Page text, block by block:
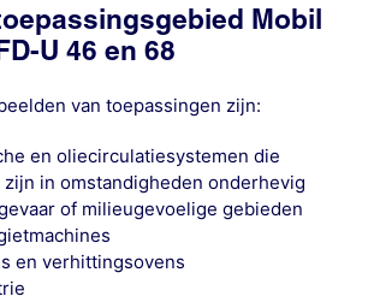
Mobil
U 46 en 68
van toepassingen zijn:
en oliecirculatiesystemen die
zijn in omstandigheden onderhevig
of milieugevoelige gebieden
en verhittingsovens